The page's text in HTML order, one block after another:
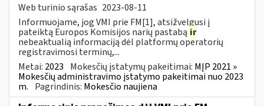
Web turinio sąrašas 2023-08-11
Informuojame, jog VMI prie FM[1], atsižvelgusi į
pateiktą Europos Komisijos narių pastabą ir
nebeaktualią informaciją dėl platformų operatorių
registravimosi terminų,...
Metai: 2023 Mokesčių įstatymų pakeitimai: MĮP 2021 »
Mokesčių administravimo įstatymo pakeitimai nuo 2023
m. Pagrindinis: Mokesčio naujiena